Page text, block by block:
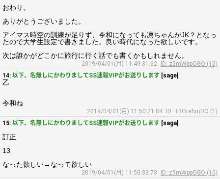
おわり。
ありがとうございました。
アイマス時空の訓練が足りず、令和になっても凛ちゃんがJK？となっ
たので大学生設定で書きました。良い時代になった欲しいです。
次は誰かがどこかに旅行に行く話でも書くかもしれません。
2019/04/01(月) 11:49:31.62
ID: z5mWppOGO (15)
14: 以下、名無しにかわりましてSS速報VIPがお送りします [sage]
乙
令和ね
2019/04/01(月) 11:50:21.84
ID: +3OrahmDO (1)
15: 以下、名無しにかわりましてSS速報VIPがお送りします [saga]
訂正
13
なった欲しい→なって欲しい
2019/04/01(月) 11:50:33.73
ID: z5mWppOGO (15)